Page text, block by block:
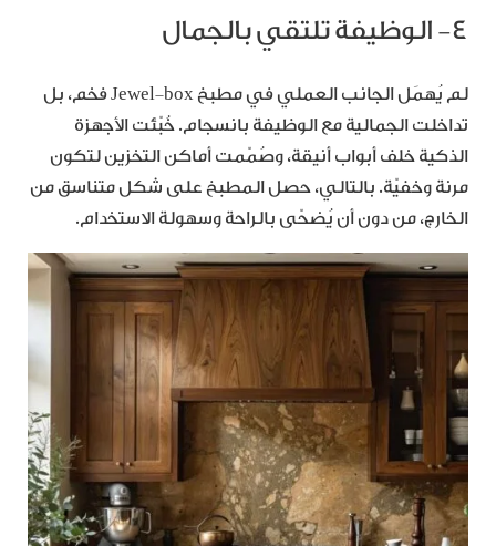
٤- الوظيفة تلتقي بالجمال
لم يُهمَل الجانب العملي في مطبخ Jewel‑box فخم، بل
تداخلت الجمالية مع الوظيفة بانسجام. خُبّئت الأجهزة
الذكية خلف أبواب أنيقة، وصُمّمت أماكن التخزين لتكون
مرنة وخفيّة. بالتالي، حصل المطبخ على شكل متناسق من
الخارج، من دون أن يُضحّى بالراحة وسهولة الاستخدام.